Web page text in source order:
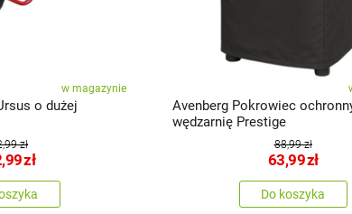
w magazynie
o dużej
zł
zł
Avenberg Pokrowiec
wędzarnię Prestige
88,99 zł
63,99zł
Do koszyka